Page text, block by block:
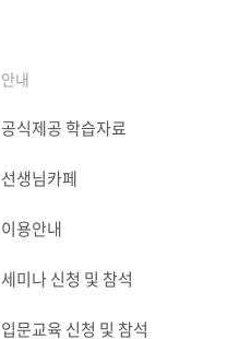
안내
공식제공 학습자료
선생님카페
이용안내
세미나 신청 및 참석
입문교육 신청 및 참석